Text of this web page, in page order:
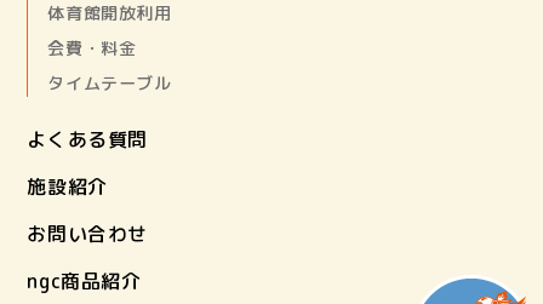
体育館開放利用
会費・料金
タイムテーブル
よくある質問
施設紹介
お問い合わせ
ngc商品紹介